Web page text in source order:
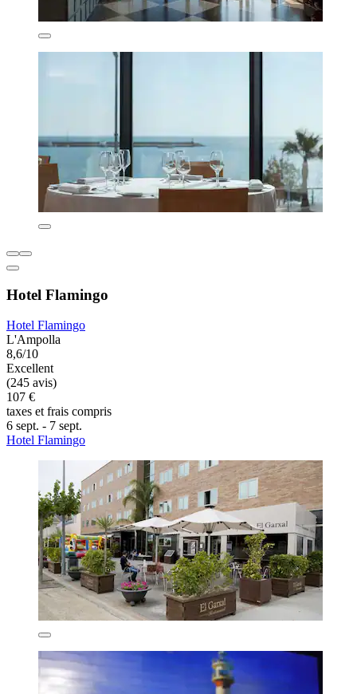
Hotel Flamingo
Hotel Flamingo
L'Ampolla
8,6/10
Excellent
(245 avis)
107 €
taxes et frais compris
6 sept. - 7 sept.
Hotel Flamingo